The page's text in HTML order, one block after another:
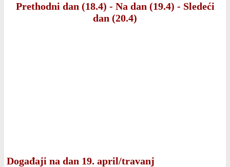
Prethodni dan (18.4) - Na dan (19.4) - Sledeći
dan (20.4)
Događaji na dan 19. april/travanj